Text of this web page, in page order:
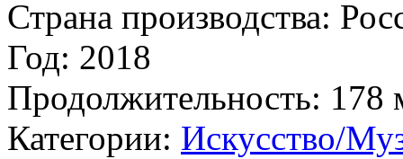
Страна производства:
Год: 2018
Продолжительность: 178
Категории: Искусство/